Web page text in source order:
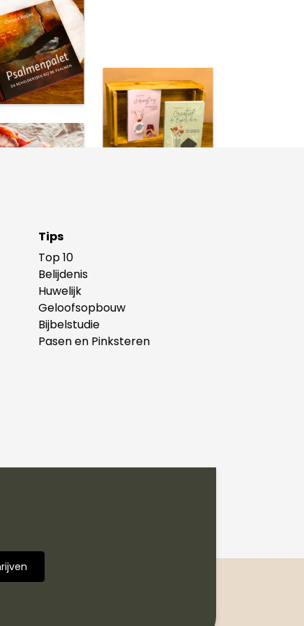
Tips
Top 10
Belijdenis
Huwelijk
Geloofsopbouw
Bijbelstudie
Pasen en Pinksteren